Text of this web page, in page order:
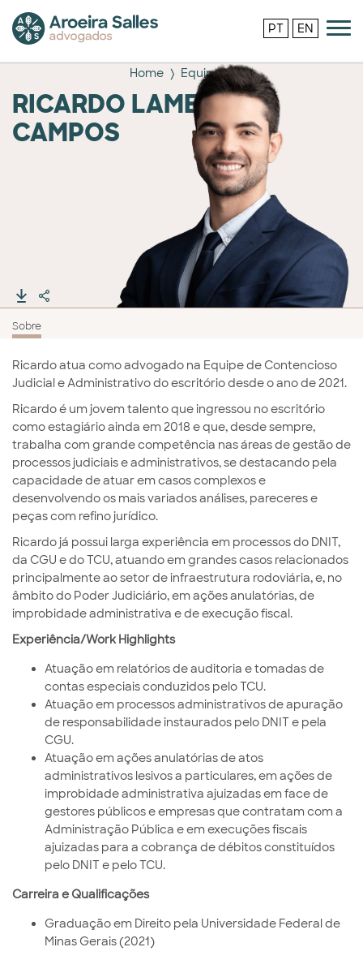
PT EN
Home Equipe
RICARDO LAMEGO
CAMPOS
Sobre
Ricardo atua como advogado na Equipe de Contencioso
Judicial e Administrativo do escritório desde o ano de 2021.
Ricardo é um jovem talento que ingressou no escritório
como estagiário ainda em 2018 e que, desde sempre,
trabalha com grande competência nas áreas de gestão de
processos judiciais e administrativos, se destacando pela
capacidade de atuar em casos complexos e
desenvolvendo os mais variados análises, pareceres e
peças com refino jurídico.
Ricardo já possui larga experiência em processos do DNIT,
da CGU e do TCU, atuando em grandes casos relacionados
principalmente ao setor de infraestrutura rodoviária, e, no
âmbito do Poder Judiciário, em ações anulatórias, de
improbidade administrativa e de execução fiscal.
Experiência/Work Highlights
Atuação em relatórios de auditoria e tomadas de
contas especiais conduzidos pelo TCU.
Atuação em processos administrativos de apuração
de responsabilidade instaurados pelo DNIT e pela
CGU.
Atuação em ações anulatórias de atos
administrativos lesivos a particulares, em ações de
improbidade administrativa ajuizadas em face de
gestores públicos e empresas que contratam com a
Administração Pública e em execuções fiscais
ajuizadas para a cobrança de débitos constituídos
pelo DNIT e pelo TCU.
Carreira e Qualificações
Graduação em Direito pela Universidade Federal de
Minas Gerais (2021)